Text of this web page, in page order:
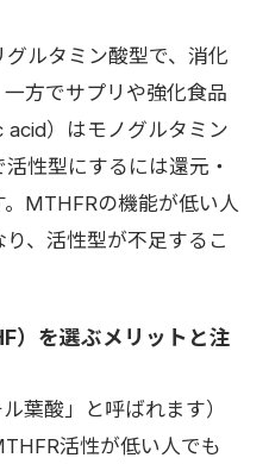
ルタミン酸型で、消化
方でサプリや強化食品
acid）はモノグルタミン
性型にするには還元・
MTHFRの機能が低い人
、活性型が不足するこ
）を選ぶメリットと注
葉酸」と呼ばれます）
活性が低い人でも